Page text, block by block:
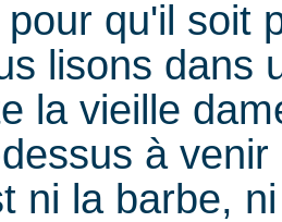
qu'il soit
lisons dans
la vieille
à
ni la barbe,